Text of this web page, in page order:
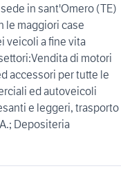
in sant'Omero (TE)
le maggiori case
veicoli a fine vita
di motori
accessori per tutte le
ed autoveicoli
e leggeri, trasporto
Depositeria